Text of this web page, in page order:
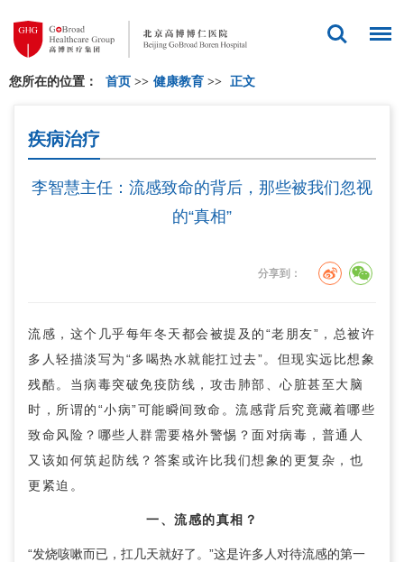
您所在的位置： 首页 >> 健康教育 >> 正文
疾病治疗
李智慧主任：流感致命的背后，那些被我们忽视
的“真相”
分享到：
流感，这个几乎每年冬天都会被提及的“老朋友”，总被许
多人轻描淡写为“多喝热水就能扛过去”。但现实远比想象
残酷。当病毒突破免疫防线，攻击肺部、心脏甚至大脑
时，所谓的“小病”可能瞬间致命。流感背后究竟藏着哪些
致命风险？哪些人群需要格外警惕？面对病毒，普通人
又该如何筑起防线？答案或许比我们想象的更复杂，也
更紧迫。
一、流感的真相？
“发烧咳嗽而已，扛几天就好了。”这是许多人对待流感的第一